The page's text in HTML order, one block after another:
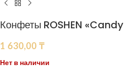
Конфеты ROSHEN
1 630,00 ₸
Нет в наличии